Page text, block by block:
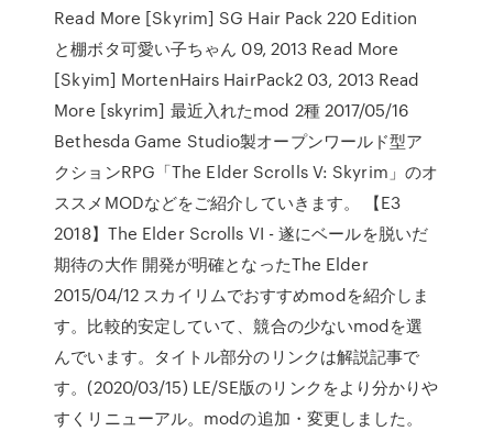
Read More [Skyrim] SG Hair Pack 220 Edition
と棚ボタ可愛い子ちゃん 09, 2013 Read More
[Skyim] MortenHairs HairPack2 03, 2013 Read
More [skyrim] 最近入れたmod 2種 2017/05/16
Bethesda Game Studio製オープンワールド型ア
クションRPG「The Elder Scrolls V: Skyrim」のオ
ススメMODなどをご紹介していきます。 【E3
2018】The Elder Scrolls VI - 遂にベールを脱いだ
期待の大作 開発が明確となったThe Elder
2015/04/12 スカイリムでおすすめmodを紹介しま
す。比較的安定していて、競合の少ないmodを選
んでいます。タイトル部分のリンクは解説記事で
す。(2020/03/15) LE/SE版のリンクをより分かりや
すくリニューアル。modの追加・変更しました。